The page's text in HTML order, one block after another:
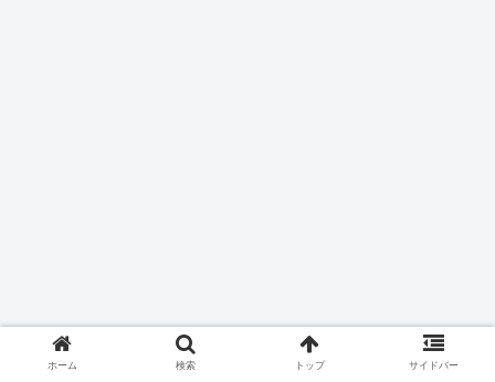
ホーム 検索 トップ サイドバー